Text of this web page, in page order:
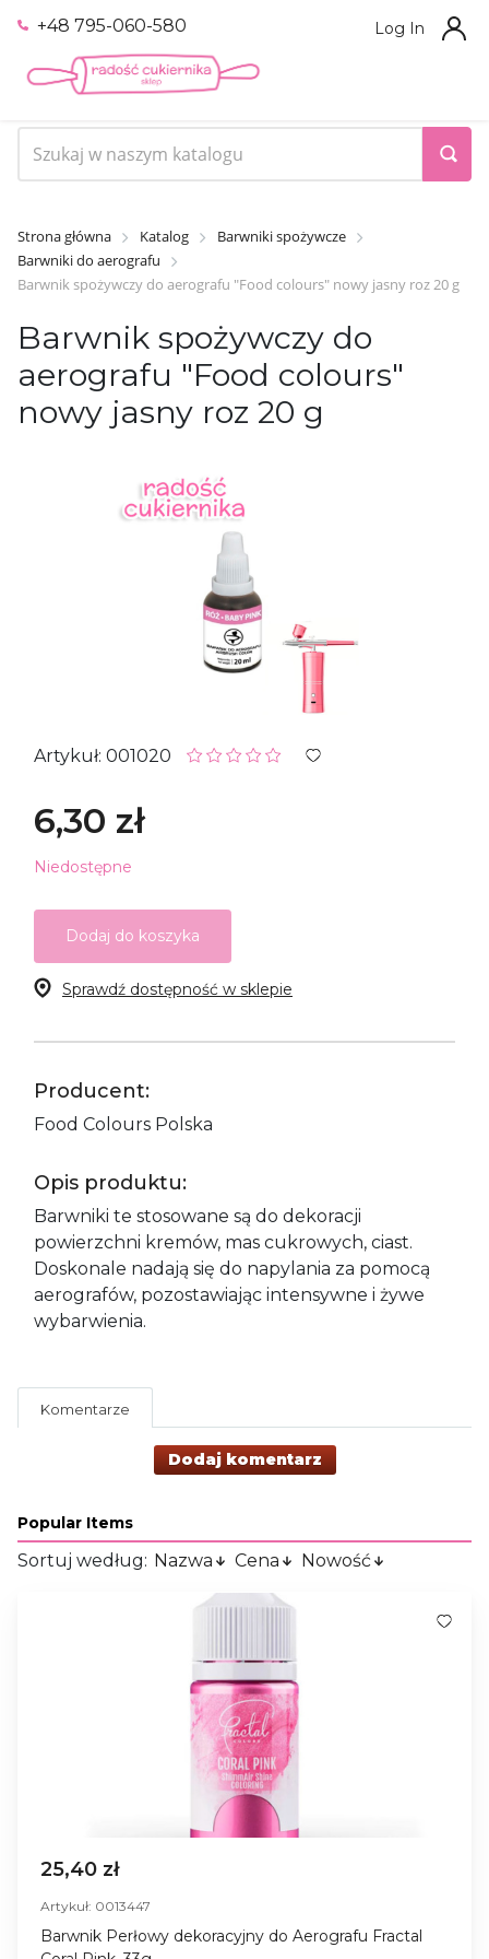
+48 795-060-580 Log In
Strona główna Katalog
Barwniki spożywcze
Barwniki do aerografu
Barwnik spożywczy do aerografu "Food colours" nowy jasny roz 20 g
Barwnik spożywczy do
aerografu "Food colours"
nowy jasny roz 20 g
Artykuł: 001020
6,30 zł
Niedostępne
Dodaj do koszyka
Sprawdź dostępność w sklepie
Producent:
Food Colours Polska
Opis produktu:
Barwniki te stosowane są do dekoracji
powierzchni kremów, mas cukrowych, ciast.
Doskonale nadają się do napylania za pomocą
aerografów, pozostawiając intensywne i żywe
wybarwienia.
Komentarze
Dodaj komentarz
Popular Items
Sortuj według: Nazwa Cena Nowość
25,40 zł
Artykuł: 0013447
Barwnik Perłowy dekoracyjny do Aerografu Fractal